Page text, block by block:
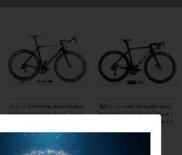
スコット SCOTT FOIL TEAM ISSUE D
URA-ACE Di2 2013年 カーボンロード
234,740円
美品 ルック LOOK 795 BLADE RS 12
速 ULTEGRA Di2 油圧DISC パワメ付 2
023年 カーボンロードバイク XSサイズ